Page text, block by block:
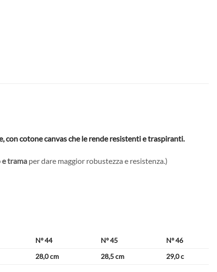
con cotone canvas che le rende resistenti e traspiranti.
tramaper dare maggior robustezza e resistenza.)
Nº 44 Nº 45
Nº 46
28,0 cm
28,5 cm 29,0 c